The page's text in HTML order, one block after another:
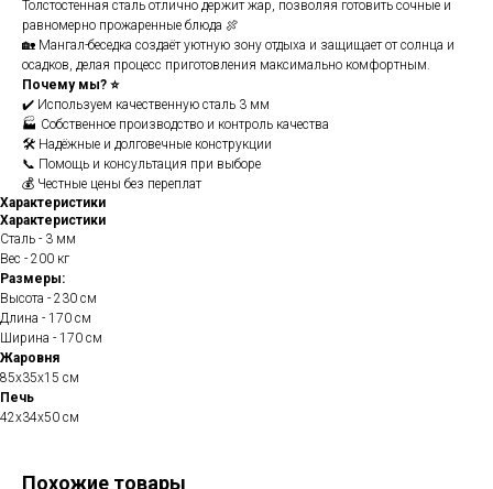
Толстостенная сталь отлично держит жар, позволяя готовить сочные и
равномерно прожаренные блюда 🍖
🏡 Мангал-беседка создаёт уютную зону отдыха и защищает от солнца и
осадков, делая процесс приготовления максимально комфортным.
Почему мы? ⭐
✔️ Используем качественную сталь 3 мм
🏭 Собственное производство и контроль качества
🛠️ Надёжные и долговечные конструкции
📞 Помощь и консультация при выборе
💰 Честные цены без переплат
Характеристики
Характеристики
Сталь - 3 мм
Вес - 200 кг
Размеры:
Высота - 230 см
Длина - 170 см
Ширина - 170 см
Жаровня
85х35х15 см
Печь
42х34х50 см
Похожие товары